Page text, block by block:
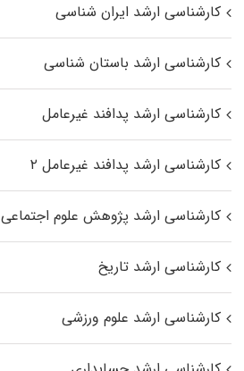
کارشناسی ارشد ایران شناسی
کارشناسی ارشد باستان شناسی
کارشناسی ارشد پدافند غیرعامل
کارشناسی ارشد پدافند غیرعامل ۲
کارشناسی ارشد پژوهش علوم اجتماعی
کارشناسی ارشد تاریخ
کارشناسی ارشد علوم ورزشی